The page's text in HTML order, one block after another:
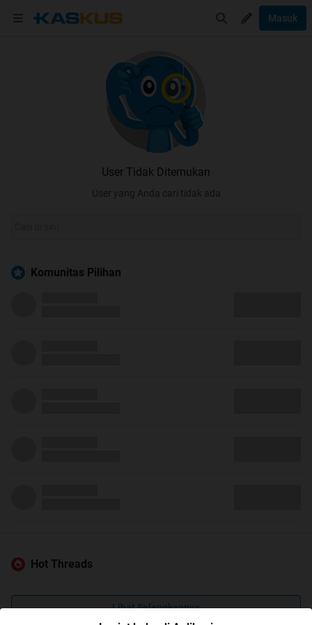
Masuk
User Tidak Ditemukan
User yang Anda cari tidak ada
Komunitas Pilihan
Hot Threads
Lihat Selengkapnya